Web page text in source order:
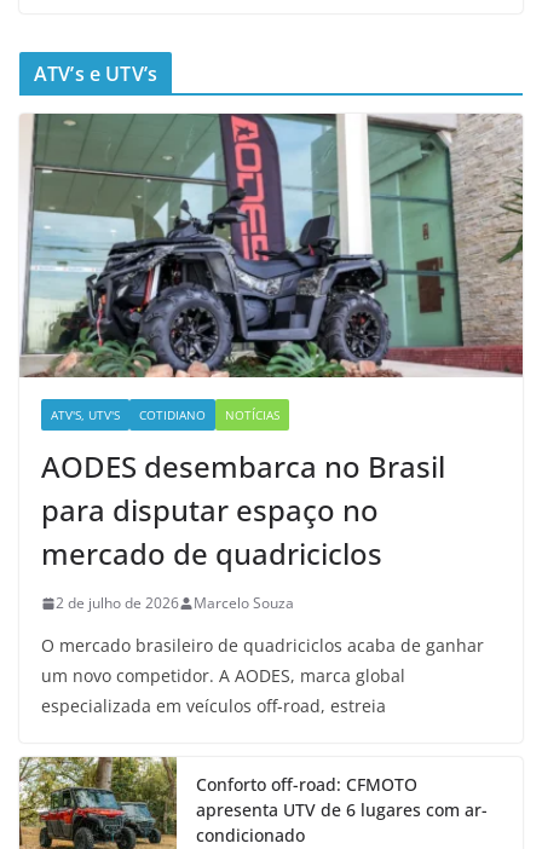
ATV’s e UTV’s
ATV'S, UTV'S COTIDIANO NOTÍCIAS
AODES desembarca no Brasil
para disputar espaço no
mercado de quadriciclos
2 de julho de 2026 Marcelo Souza
O mercado brasileiro de quadriciclos acaba de ganhar
um novo competidor. A AODES, marca global
especializada em veículos off-road, estreia
Conforto off-road: CFMOTO
apresenta UTV de 6 lugares com ar-
condicionado